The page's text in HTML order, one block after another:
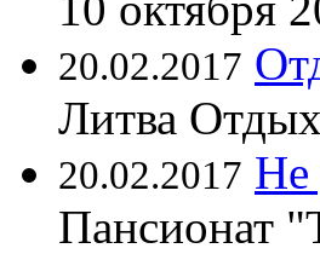
20.02.2017
Литва
20.02.2017 Не
Пансионат